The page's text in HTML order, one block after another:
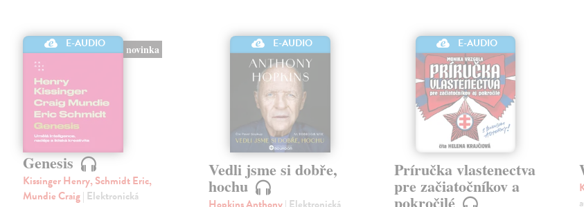
E-AUDIO novinka
Genesis
Kissinger Henry, Schmidt Eric,
Mundie Craig| Elektronická
E-AUDIO
Vedli jsme si dobře,
hochu
E-AUDIO
Príručka vlastenectva
pre začiatočníkov a